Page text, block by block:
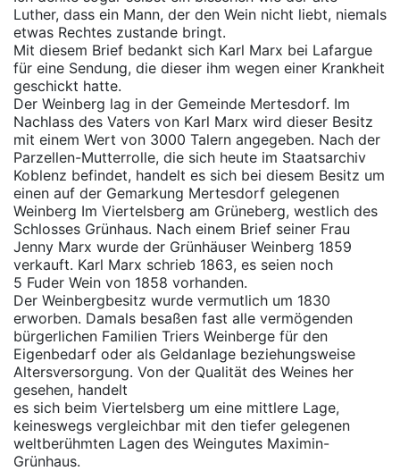
Luther, dass ein Mann, der den Wein nicht liebt, niemals
etwas Rechtes zustande bringt.
Mit diesem Brief bedankt sich Karl Marx bei Lafargue
für eine Sendung, die dieser ihm wegen einer Krankheit
geschickt hatte.
Der Weinberg lag in der Gemeinde Mertesdorf. Im
Nachlass des Vaters von Karl Marx wird dieser Besitz
mit einem Wert von 3000 Talern angegeben. Nach der
Parzellen-Mutterrolle, die sich heute im Staatsarchiv
Koblenz befindet, handelt es sich bei diesem Besitz um
einen auf der Gemarkung Mertesdorf gelegenen
Weinberg Im Viertelsberg am Grüneberg, westlich des
Schlosses Grünhaus. Nach einem Brief seiner Frau
Jenny Marx wurde der Grünhäuser Weinberg 1859
verkauft. Karl Marx schrieb 1863, es seien noch
5 Fuder Wein von 1858 vorhanden.
Der Weinbergbesitz wurde vermutlich um 1830
erworben. Damals besaßen fast alle vermögenden
bürgerlichen Familien Triers Weinberge für den
Eigenbedarf oder als Geldanlage beziehungsweise
Altersversorgung. Von der Qualität des Weines her
gesehen, handelt
es sich beim Viertelsberg um eine mittlere Lage,
keineswegs vergleichbar mit den tiefer gelegenen
weltberühmten Lagen des Weingutes Maximin-
Grünhaus.